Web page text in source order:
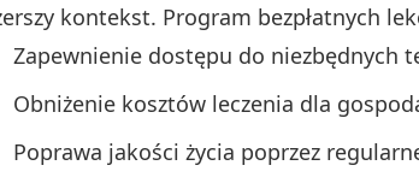
kontekst. Program bezpłatnych
Zapewnienie dostępu do niezbędnych
Obniżenie kosztów leczenia dla
Poprawa jakości życia poprzez